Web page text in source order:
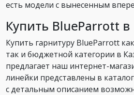
есть модели с вынесенным
Купить BlueParrott в
Купить гарнитуру BlueParrott
так и бюджетной категории в
предлагает наш интернет-
линейки представлены в
с детальным описанием